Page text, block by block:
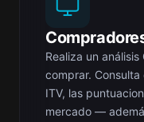
Realiza un
comprar.
ITV, las
mercado —